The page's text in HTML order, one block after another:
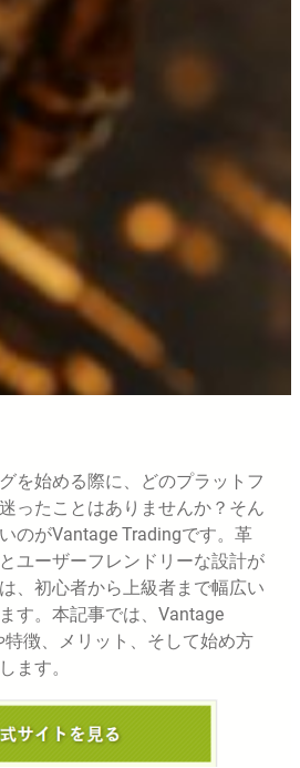
を始める際に、どのプラットフ
ったことはありませんか？そん
のがVantage Tradingです。革
ユーザーフレンドリーな設計が
、初心者から上級者まで幅広い
す。本記事では、Vantage
徴、メリット、そして始め方
ます。